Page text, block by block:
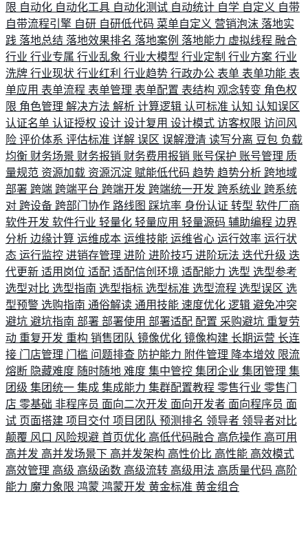
限 自动化 自动化工具 自动化测试 自动统计 自学 自定义 自带
自带流程引擎 自研 自研低代码 菜单自定义 营销泡沫 落地实
践 落地总结 落地效果排名 落地案例 落地能力 虚拟线程 融合
行业 行业专属 行业乱象 行业大模型 行业定制 行业方案 行业
洗牌 行业现状 行业红利 行业趋势 行政办公 表单 表单功能 表
单应用 表单流程 表单管理 表单配置 表结构 观念转变 角色权
限 角色管理 解决方法 解析 计算逻辑 认可标准 认知 认知误区
认证名单 认证授权 设计 设计复用 设计模式 访客权限 访问风
险 评价体系 评估标准 详解 误区 误解澄清 读写分离 豆包 负载
均衡 财务场景 财务报销 财务费用报销 账号保护 账号管理 质
量规范 资源加载 资源沉淀 赋能低代码 趋势 趋势分析 跨地域
部署 跨端 跨端平台 跨端开发 跨端统一开发 跨系统业 跨系统
对 跨设备 跨部门协作 路线图 踩坑率 身份认证 转型 软件厂商
软件开发 软件行业 轻量化 轻量应用 轻量源码 辅助编程 边界
分析 边缘计算 运维成本 运维技能 运维省心 运行效率 运行状
态 运行监控 进销存管理 进阶 进阶技巧 进阶玩法 迭代升级 迭
代更新 适用岗位 适配 适配信创环境 适配能力 选型 选型参考
选型对比 选型指南 选型指标 选型标准 选型流程 选型误区 选
型预警 选购指南 通俗解读 通用技能 速度优化 逻辑 避免冲突
避坑 避坑指南 部署 部署使用 部署适配 配置 采购避坑 重复劳
动 重复开发 重构 销售团队 镜像优化 镜像构建 长期运营 长连
接 门店管理 门槛 问题排查 防护能力 附件管理 降本增效 限流
熔断 隐藏难度 随时随地 难度 集中管控 集团企业 集团管理 集
团级 集团统一 集成 集成能力 集群配置教程 零售行业 零售门
店 零基础 非程序员 面向二次开发 面向开发者 面向程序员 面
试 页面搭建 项目交付 项目团队 预测排名 领导者 领导者对比
颠覆 风口 风险规避 首页优化 高低代码融合 高危操作 高可用
高并发 高并发场景下 高并发架构 高性价比 高性能 高效模式
高效管理 高级 高级函数 高级流转 高级用法 高质量代码 高阶
能力 魔力象限 鸿蒙 鸿蒙开发 黄金标准 黄金组合